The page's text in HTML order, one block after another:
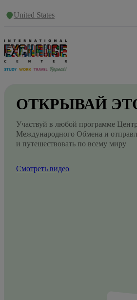
United States
ОТКРЫВАЙ
Участвуй в любой программе
Международного Обмена и
и путешествовать по всему миру
Смотреть видео